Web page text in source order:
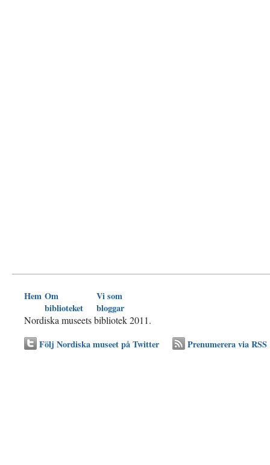
Hem Om
biblioteket
Vi som
bloggar
Nordiska museets bibliotek 2011.
Följ Nordiska museet på Twitter
Prenumerera via RSS